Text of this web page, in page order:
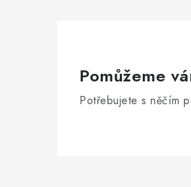
Pomůžeme
Potřebujete s něčím